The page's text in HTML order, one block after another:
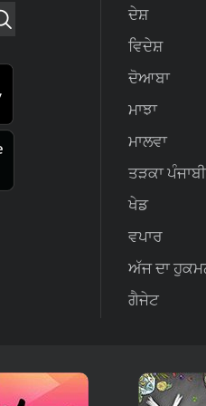
ਦੇਸ਼
ਵਿਦੇਸ਼
ਦੋਆਬਾ
ਮਾਝਾ
ਮਾਲਵਾ
ਤੜਕਾ ਪੰਜਾਬੀ
ਖੇਡ
ਵਪਾਰ
ਅੱਜ ਦਾ
ਗੈਜੇਟ